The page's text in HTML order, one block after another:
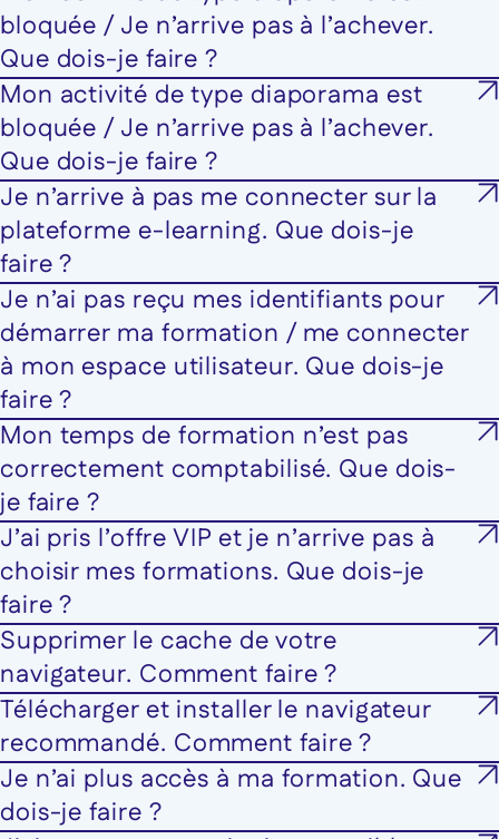
bloquée / Je n’arrive pas à l’achever.
Que dois-je faire ?
Mon activité de type diaporama est
bloquée / Je n’arrive pas à l’achever.
Que dois-je faire ?
Je n’arrive à pas me connecter sur la
plateforme e-learning. Que dois-je
faire ?
Je n’ai pas reçu mes identifiants pour
démarrer ma formation / me connecter
à mon espace utilisateur. Que dois-je
faire ?
Mon temps de formation n’est pas
correctement comptabilisé. Que dois-
je faire ?
J’ai pris l’offre VIP et je n’arrive pas à
choisir mes formations. Que dois-je
faire ?
Supprimer le cache de votre
navigateur. Comment faire ?
Télécharger et installer le navigateur
recommandé. Comment faire ?
Je n’ai plus accès à ma formation. Que
dois-je faire ?